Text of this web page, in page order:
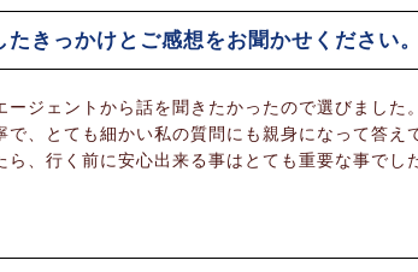
きっかけとご感想をお聞かせください。
ジェントから話を聞きたかったので選びました
、とても細かい私の質問にも親身になって答え
、行く前に安心出来る事はとても重要な事でし